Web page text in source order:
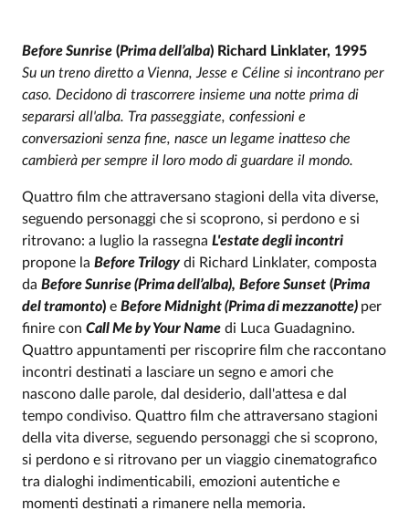
Event description
Before Sunrise (Prima dell’alba) Richard Linklater, 1995
Su un treno diretto a Vienna, Jesse e Céline si incontrano per
caso. Decidono di trascorrere insieme una notte prima di
separarsi all'alba. Tra passeggiate, confessioni e
conversazioni senza fine, nasce un legame inatteso che
cambierà per sempre il loro modo di guardare il mondo.
Quattro film che attraversano stagioni della vita diverse,
seguendo personaggi che si scoprono, si perdono e si
ritrovano: a luglio la rassegna L'estate degli incontri
propone la Before Trilogy di Richard Linklater, composta
da Before Sunrise (Prima dell’alba), Before Sunset (Prima
del tramonto) e Before Midnight (Prima di mezzanotte) per
finire con Call Me by Your Name di Luca Guadagnino.
Quattro appuntamenti per riscoprire film che raccontano
incontri destinati a lasciare un segno e amori che
nascono dalle parole, dal desiderio, dall'attesa e dal
tempo condiviso. Quattro film che attraversano stagioni
della vita diverse, seguendo personaggi che si scoprono,
si perdono e si ritrovano per un viaggio cinematografico
tra dialoghi indimenticabili, emozioni autentiche e
momenti destinati a rimanere nella memoria.